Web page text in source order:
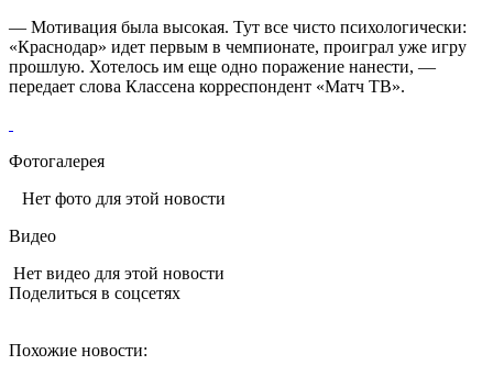
— Мотивация была высокая. Тут все чисто психологически:
«Краснодар» идет первым в чемпионате, проиграл уже игру
прошлую. Хотелось им еще одно поражение нанести, —
передает слова Классена корреспондент «Матч ТВ».
Фотогалерея
Нет фото для этой новости
Видео
Нет видео для этой новости
Поделиться в соцсетях
Похожие новости: